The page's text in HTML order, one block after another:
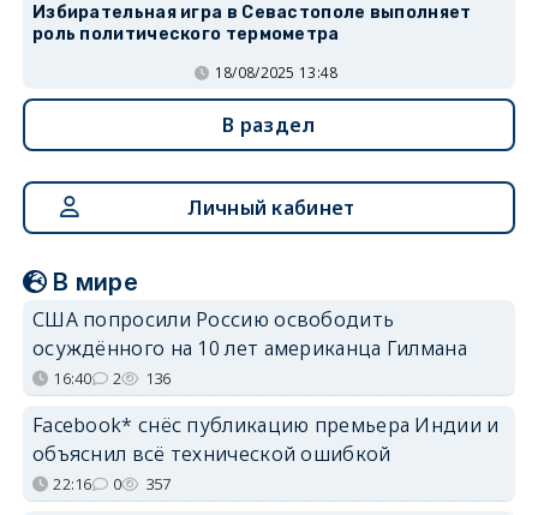
Избирательная игра в Севастополе выполняет
роль политического термометра
18/08/2025 13:48
В раздел
Личный кабинет
В мире
США попросили Россию освободить
осуждённого на 10 лет американца Гилмана
16:40 2 136
Facebook* снёс публикацию премьера Индии и
объяснил всё технической ошибкой
22:16 0 357